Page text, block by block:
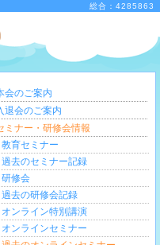
総合：4285863
会のご案内
退会のご案内
ミナー・研修会情報
教育セミナー
過去のセミナー記録
研修会
過去の研修会記録
オンライン特別講演
オンラインセミナー